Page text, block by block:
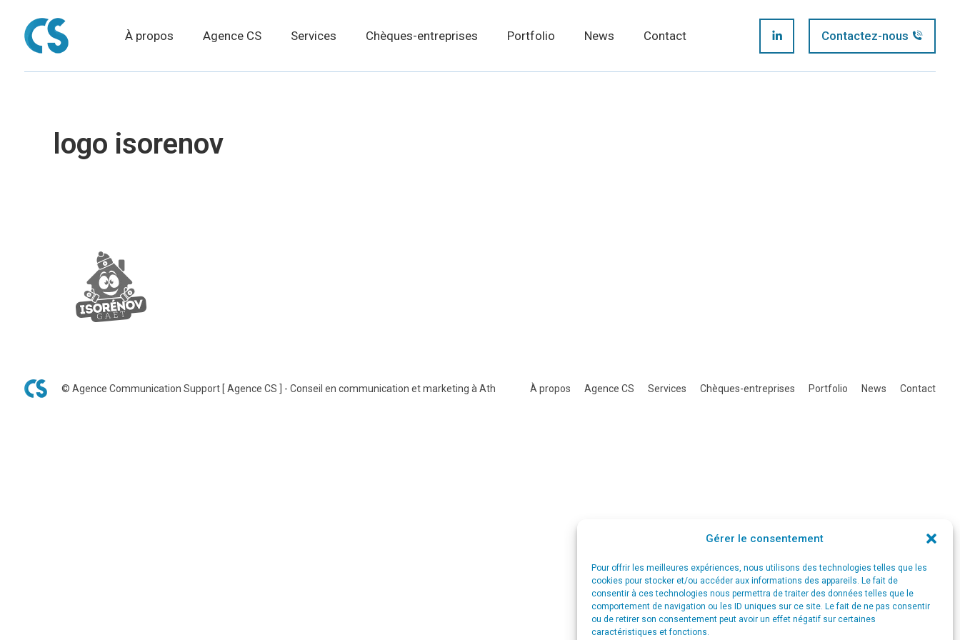
Gérer le consentement
Pour offrir les meilleures expériences, nous utilisons des technologies telles que les
cookies pour stocker et/ou accéder aux informations des appareils. Le fait de
consentir à ces technologies nous permettra de traiter des données telles que le
comportement de navigation ou les ID uniques sur ce site. Le fait de ne pas consentir
ou de retirer son consentement peut avoir un effet négatif sur certaines
caractéristiques et fonctions.
À propos Agence CS Services Chèques-entreprises Portfolio News Contact
LinkedIn
Contactez-nous
logo isorenov
© Agence Communication Support [ Agence CS ] - Conseil en communication et marketing à Ath À propos Agence CS Services Chèques-entreprises Portfolio News Contact